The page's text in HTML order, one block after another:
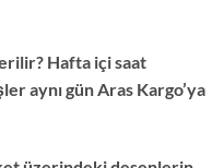
Hafta içi saat
aynı gün Aras Kargo’ya